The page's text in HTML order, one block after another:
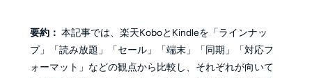
要約： 本記事では、楽天KoboとKindleを「ラインナッ
プ」「読み放題」「セール」「端末」「同期」「対応フ
ォーマット」などの観点から比較し、それぞれが向いて